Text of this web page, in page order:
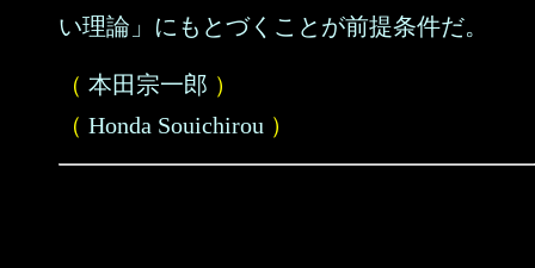
い理論」にもとづくことが前提条件だ。
（ 本田宗一郎 ）
（ Honda Souichirou ）